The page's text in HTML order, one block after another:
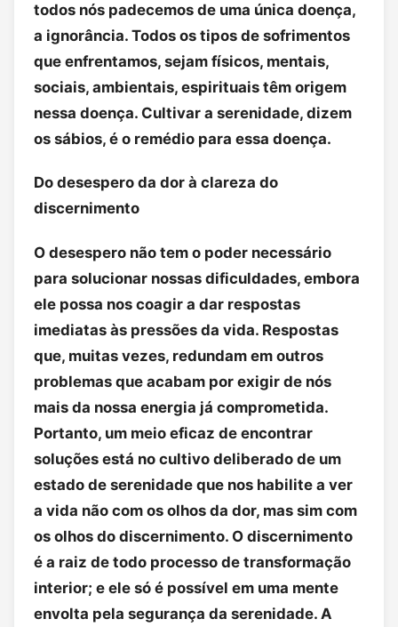
todos nós padecemos de uma única doença,
a ignorância. Todos os tipos de sofrimentos
que enfrentamos, sejam físicos, mentais,
sociais, ambientais, espirituais têm origem
nessa doença. Cultivar a serenidade, dizem
os sábios, é o remédio para essa doença.
Do desespero da dor à clareza do
discernimento
O desespero não tem o poder necessário
para solucionar nossas dificuldades, embora
ele possa nos coagir a dar respostas
imediatas às pressões da vida. Respostas
que, muitas vezes, redundam em outros
problemas que acabam por exigir de nós
mais da nossa energia já comprometida.
Portanto, um meio eficaz de encontrar
soluções está no cultivo deliberado de um
estado de serenidade que nos habilite a ver
a vida não com os olhos da dor, mas sim com
os olhos do discernimento. O discernimento
é a raiz de todo processo de transformação
interior; e ele só é possível em uma mente
envolta pela segurança da serenidade. A